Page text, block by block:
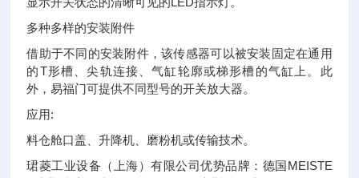
多种多样的安装附件
借助于不同的安装附件，该传感器可以被安装固定在通用
的T形槽、尖轨连接、气缸轮廓或梯形槽的气缸上。此
外，易福门可提供不同型号的开关放大器。
应用:
料仓舱口盖、升降机、磨粉机或传输技术。
珺菱工业设备（上海）有限公司优势品牌：德国MEISTE